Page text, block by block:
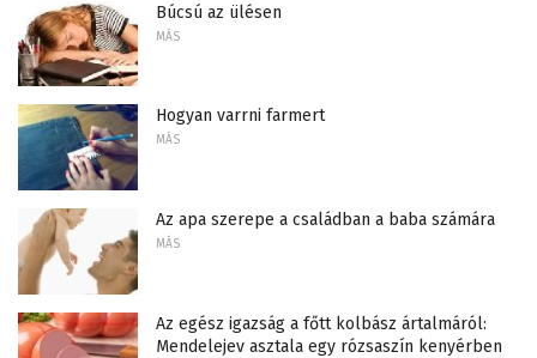
Búcsú az ülésen
MÁS
Hogyan varrni farmert
MÁS
Az apa szerepe a családban a baba számára
MÁS
Az egész igazság a főtt kolbász ártalmáról:
Mendelejev asztala egy rózsaszín kenyérben